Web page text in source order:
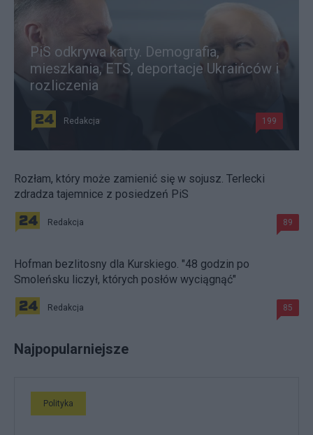
PiS odkrywa karty. Demografia,
mieszkania, ETS, deportacje Ukraińców i
rozliczenia
Redakcja 199
Rozłam, który może zamienić się w sojusz. Terlecki
zdradza tajemnice z posiedzeń PiS
Redakcja 89
Hofman bezlitosny dla Kurskiego. "48 godzin po
Smoleńsku liczył, których posłów wyciągnąć"
Redakcja 85
Najpopularniejsze
Polityka